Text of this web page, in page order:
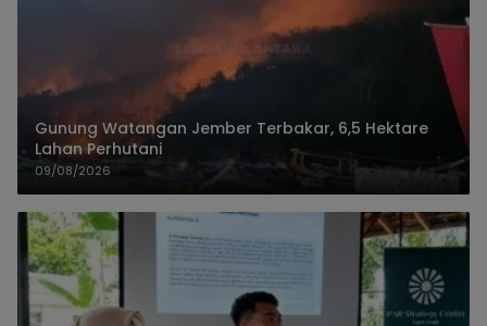
Gunung Watangan Jember Terbakar, 6,5 Hektare
Lahan Perhutani
09/08/2026